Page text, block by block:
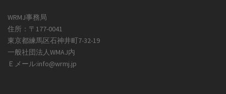
WRMJ事務局
住所：〒177-0041
東京都練馬区石神井町7-32-19
一般社団法人WMAJ内
Ｅメール:info@wrmj.jp